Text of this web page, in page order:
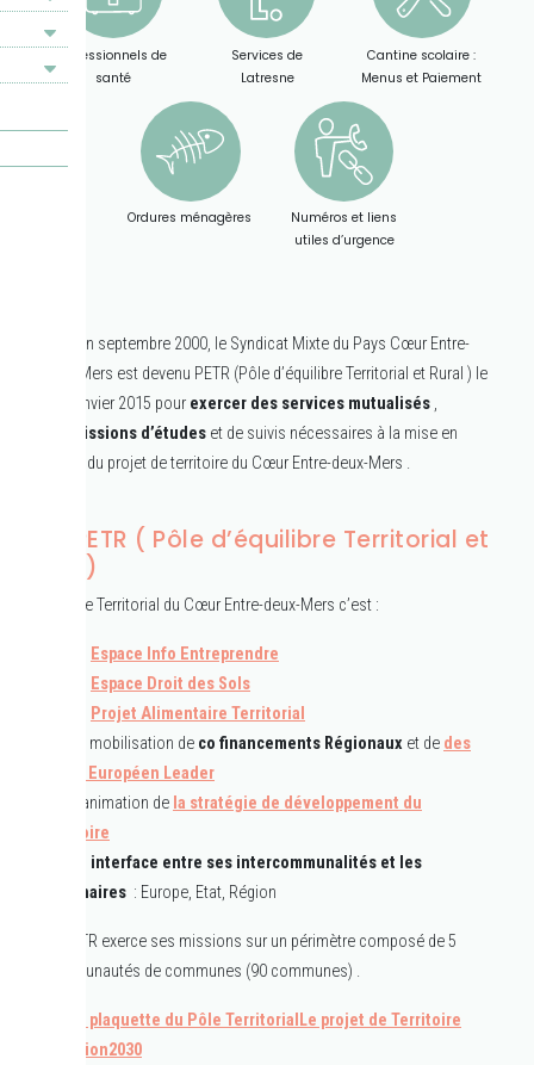
Professionnels de
santé
Services de
Latresne
Cantine scolaire :
Menus et Paiement
Ordures ménagères
Numéros et liens
utiles d’urgence
Créé en septembre 2000, le Syndicat Mixte du Pays Cœur Entre-
deux-Mers est devenu PETR (Pôle d’équilibre Territorial et Rural ) le
1 er janvier 2015 pour exercer des services mutualisés ,
missions d’études et de suivis nécessaires à la mise en
œuvre du projet de territoire du Cœur Entre-deux-Mers .
Le PETR ( Pôle d’équilibre Territorial et
Rural )
Le Pôle Territorial du Cœur Entre-deux-Mers c’est :
Espace Info Entreprendre
Espace Droit des Sols
Projet Alimentaire Territorial
La mobilisation de co financements Régionaux et de des
fonds Européen Leader
L’animation de la stratégie de développement du
territoire
interface entre ses intercommunalités et les
partenaires : Europe, Etat, Région
Le PETR exerce ses missions sur un périmètre composé de 5
communautés de communes (90 communes) .
La plaquette du Pôle TerritorialLe projet de Territoire
Ambition2030